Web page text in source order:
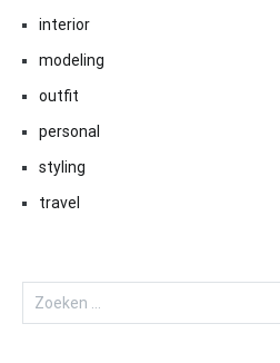
interior
modeling
outfit
personal
styling
travel
Zoeken
naar: